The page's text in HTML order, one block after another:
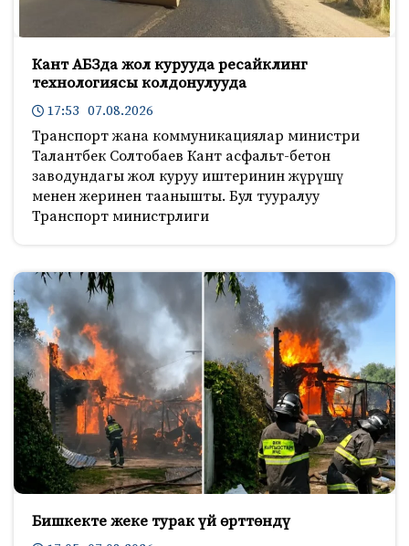
Кант АБЗда жол курууда ресайклинг
технологиясы колдонулууда
17:53 07.08.2026
Транспорт жана коммуникациялар министри
Талантбек Солтобаев Кант асфальт-бетон
заводундагы жол куруу иштеринин жүрүшү
менен жеринен таанышты. Бул тууралуу
Транспорт министрлиги
Бишкекте жеке турак үй өрттөндү